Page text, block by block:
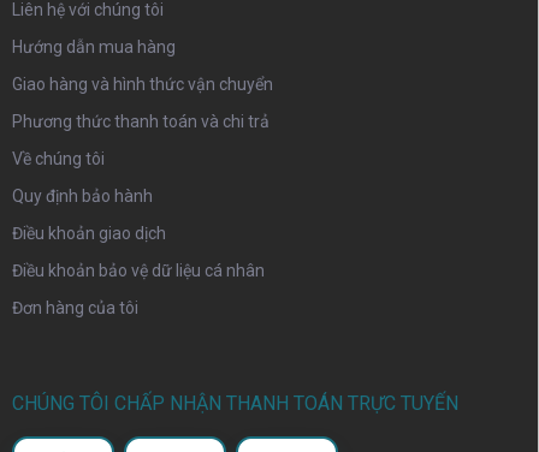
Liên hệ với chúng tôi
Hướng dẫn mua hàng
Giao hàng và hình thức vận chuyển
Phương thức thanh toán và chi trả
Về chúng tôi
Quy định bảo hành
Điều khoản giao dịch
Điều khoản bảo vệ dữ liệu cá nhân
Đơn hàng của tôi
CHÚNG TÔI CHẤP NHẬN THANH TOÁN TRỰC TUYẾN